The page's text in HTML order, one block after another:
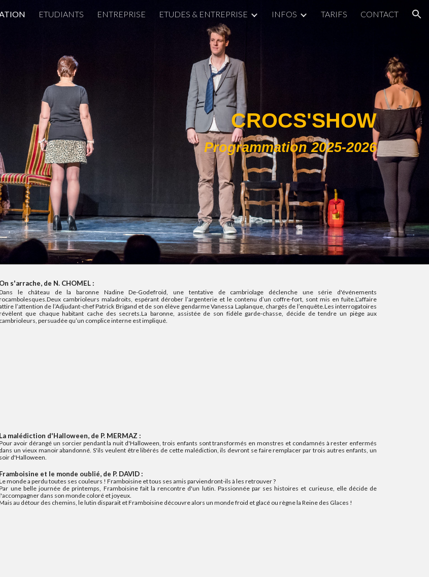
content Skip to navigation
ETUDIANTS ENTREPRISE ETUDES & ENTREPRISE INFOS TARIFS CONTACT
CROCS'SHOW
Programmation 2025-2026
On s'arrache, de N. CHOMEL :
le château de la baronne Nadine De-Godefroid, une tentative de cambriolage déclenche une série d'événements
cambrioleurs maladroits, espérant dérober l’argenterie et le contenu d’un coffre-fort, sont mis en fuite.L’affaire
l’attention de l’Adjudant-chef Patrick Brigand et de son élève gendarme Vanessa Laplanque, chargés de l’enquête.Les interrogatoires
que chaque habitant cache des secrets.La baronne, assistée de son fidèle garde-chasse, décide de tendre un piège aux
cambrioleurs, persuadée qu’un complice interne est impliqué.
La malédiction d'Halloween, de P. MERMAZ :
avoir dérangé un sorcier pendant la nuit d'Halloween, trois enfants sont transformés en monstres et condamnés à rester enfermés
dans un vieux manoir abandonné. S'ils veulent être libérés de cette malédiction, ils devront se faire remplacer par trois autres enfants, un
soir d'Halloween.
Framboisine et le monde oublié, de P. DAVID :
monde a perdu toutes ses couleurs ! Framboisine et tous ses amis parviendront-ils à les retrouver ?
une belle journée de printemps, Framboisine fait la rencontre d'un lutin. Passionnée par ses histoires et curieuse, elle décide de
dans son monde coloré et joyeux.
au détour des chemins, le lutin disparait et Framboisine découvre alors un monde froid et glacé ou règne la Reine des Glaces !